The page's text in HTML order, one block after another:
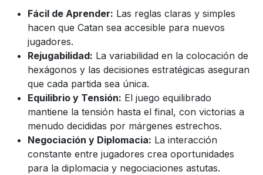
Fácil de Aprender: Las reglas claras y simples
hacen que Catan sea accesible para nuevos
jugadores.
Rejugabilidad: La variabilidad en la colocación de
hexágonos y las decisiones estratégicas aseguran
que cada partida sea única.
Equilibrio y Tensión: El juego equilibrado
mantiene la tensión hasta el final, con victorias a
menudo decididas por márgenes estrechos.
Negociación y Diplomacia: La interacción
constante entre jugadores crea oportunidades
para la diplomacia y negociaciones astutas.